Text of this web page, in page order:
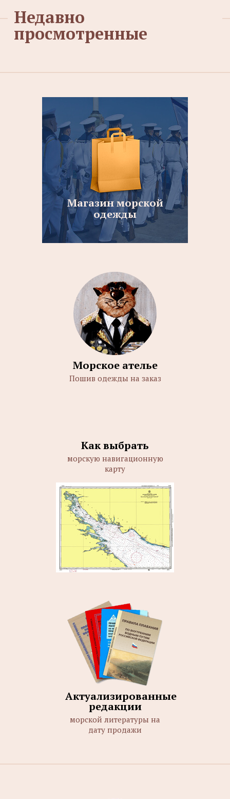
Недавно
просмотренные
Магазин морской
одежды
Морское ателье
Пошив одежды на заказ
Как выбрать
морскую навигационную
карту
Актуализированные
редакции
морской литературы на
дату продажи